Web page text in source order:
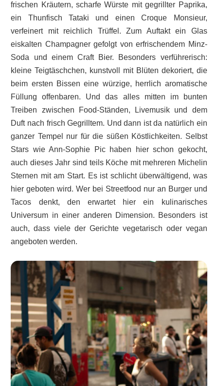
frischen Kräutern, scharfe Würste mit gegrillter Paprika,
ein Thunfisch Tataki und einen Croque Monsieur,
verfeinert mit reichlich Trüffel. Zum Auftakt ein Glas
eiskalten Champagner gefolgt von erfrischendem Minz-
Soda und einem Craft Bier. Besonders verführerisch:
kleine Teigtäschchen, kunstvoll mit Blüten dekoriert, die
beim ersten Bissen eine würzige, herrlich aromatische
Füllung offenbaren. Und das alles mitten im bunten
Treiben zwischen Food-Ständen, Livemusik und dem
Duft nach frisch Gegrilltem. Und dann ist da natürlich ein
ganzer Tempel nur für die süßen Köstlichkeiten. Selbst
Stars wie Ann-Sophie Pic haben hier schon gekocht,
auch dieses Jahr sind teils Köche mit mehreren Michelin
Sternen mit am Start. Es ist schlicht überwältigend, was
hier geboten wird. Wer bei Streetfood nur an Burger und
Tacos denkt, den erwartet hier ein kulinarisches
Universum in einer anderen Dimension. Besonders ist
auch, dass viele der Gerichte vegetarisch oder vegan
angeboten werden.